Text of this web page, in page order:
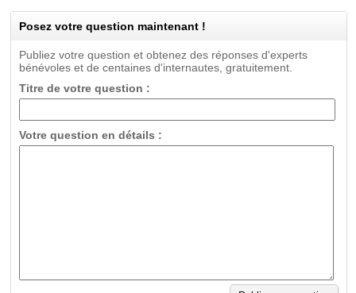
Posez votre question maintenant !
Publiez votre question et obtenez des réponses d'experts
bénévoles et de centaines d'internautes, gratuitement.
Titre de votre question :
Votre question en détails :